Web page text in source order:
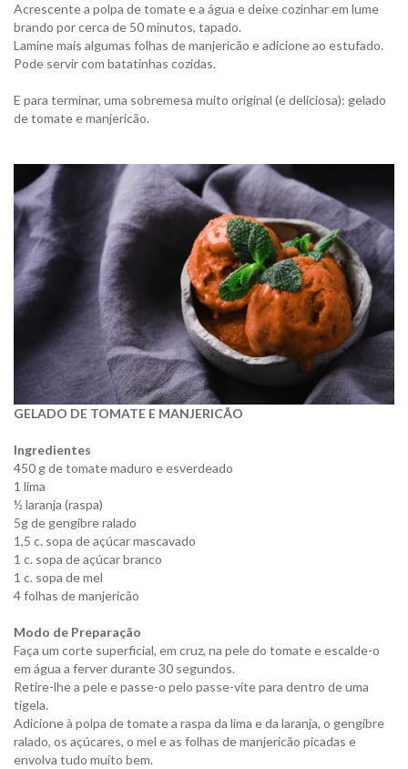
Acrescente a polpa de tomate e a água e deixe cozinhar em lume
brando por cerca de 50 minutos, tapado.
Lamine mais algumas folhas de manjericão e adicione ao estufado.
Pode servir com batatinhas cozidas.
E para terminar, uma sobremesa muito original (e deliciosa): gelado
de tomate e manjericão.
GELADO DE TOMATE E MANJERICÃO
Ingredientes
450 g de tomate maduro e esverdeado
1 lima
½ laranja (raspa)
5g de gengibre ralado
1,5 c. sopa de açúcar mascavado
1 c. sopa de açúcar branco
1 c. sopa de mel
4 folhas de manjericão
Modo de Preparação
Faça um corte superficial, em cruz, na pele do tomate e escalde-o
em água a ferver durante 30 segundos.
Retire-lhe a pele e passe-o pelo passe-vite para dentro de uma
tigela.
Adicione à polpa de tomate a raspa da lima e da laranja, o gengibre
ralado, os açúcares, o mel e as folhas de manjericão picadas e
envolva tudo muito bem.